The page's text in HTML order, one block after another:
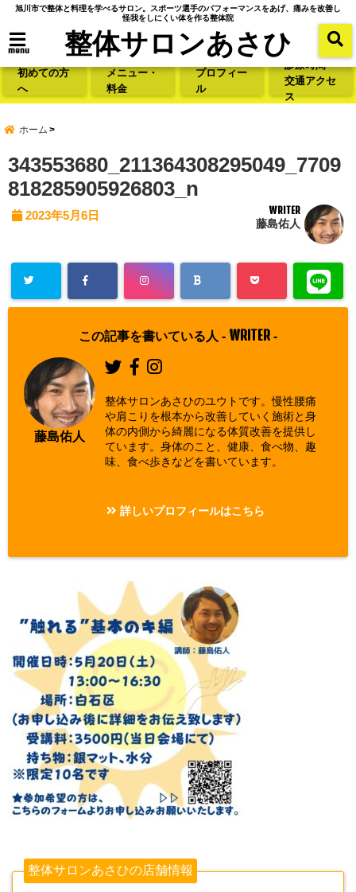
旭川市で整体と料理を学べるサロン。スポーツ選手のパフォーマンスをあげ、痛みを改善し
怪我をしにくい体を作る整体院
menu 整体サロンあさひ
初めての方
へ
メニュー・
料金
プロフィー
ル
診療時間・
交通アクセ
ス
ホーム
343553680_211364308295049_7709
818285905926803_n
2023年5月6日 WRITER
藤島佑人
この記事を書いている人 - WRITER -
藤島佑人
整体サロンあさひのユウトです。慢性腰痛
や肩こりを根本から改善していく施術と身
体の内側から綺麗になる体質改善を提供し
ています。身体のこと、健康、食べ物、趣
味、食べ歩きなどを書いています。
詳しいプロフィールはこちら
整体サロンあさひの店舗情報